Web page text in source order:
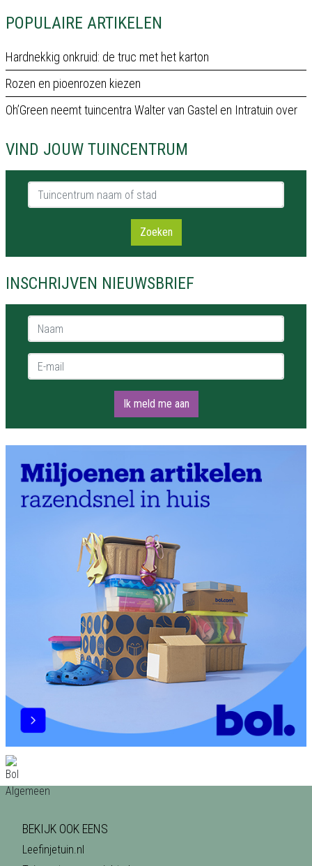
POPULAIRE ARTIKELEN
Hardnekkig onkruid: de truc met het karton
Rozen en pioenrozen kiezen
Oh’Green neemt tuincentra Walter van Gastel en Intratuin over
VIND JOUW TUINCENTRUM
Tuincentrum naam of stad
Zoeken
INSCHRIJVEN NIEUWSBRIEF
Naam *
E-mail *
Ik meld me aan
BEKIJK OOK EENS
Leefinjetuin.nl